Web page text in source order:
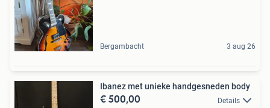
Bergambacht 3 aug 26
Ibanez met unieke handgesneden body
€ 500,00 Details